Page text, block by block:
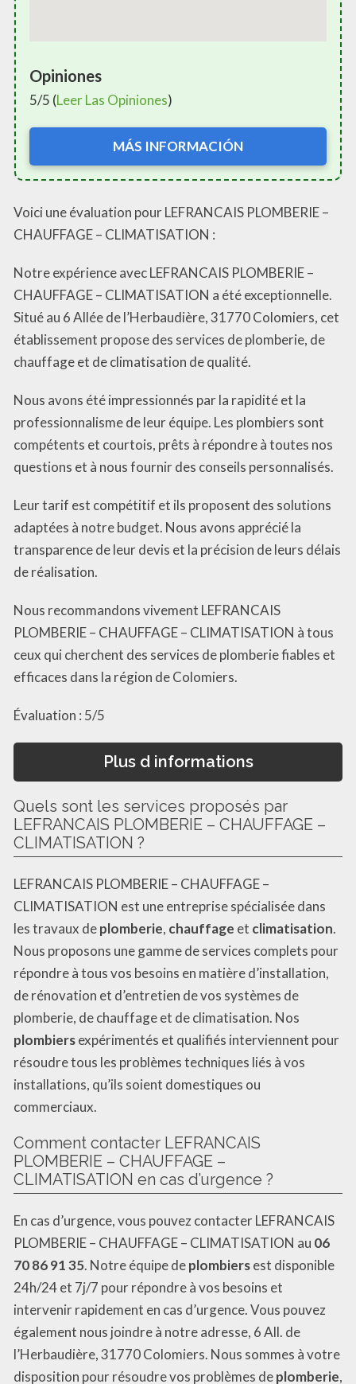
Opiniones
5/5 (Leer Las Opiniones)
MÁS INFORMACIÓN
Voici une évaluation pour LEFRANCAIS PLOMBERIE –
CHAUFFAGE – CLIMATISATION :
Notre expérience avec LEFRANCAIS PLOMBERIE –
CHAUFFAGE – CLIMATISATION a été exceptionnelle.
Situé au 6 Allée de l’Herbaudière, 31770 Colomiers, cet
établissement propose des services de plomberie, de
chauffage et de climatisation de qualité.
Nous avons été impressionnés par la rapidité et la
professionnalisme de leur équipe. Les plombiers sont
compétents et courtois, prêts à répondre à toutes nos
questions et à nous fournir des conseils personnalisés.
Leur tarif est compétitif et ils proposent des solutions
adaptées à notre budget. Nous avons apprécié la
transparence de leur devis et la précision de leurs délais
de réalisation.
Nous recommandons vivement LEFRANCAIS
PLOMBERIE – CHAUFFAGE – CLIMATISATION à tous
ceux qui cherchent des services de plomberie fiables et
efficaces dans la région de Colomiers.
Évaluation : 5/5
Plus d informations
Quels sont les services proposés par
LEFRANCAIS PLOMBERIE – CHAUFFAGE –
CLIMATISATION ?
LEFRANCAIS PLOMBERIE – CHAUFFAGE –
CLIMATISATION est une entreprise spécialisée dans
les travaux deplomberie, chauffage et climatisation.
Nous proposons une gamme de services complets pour
répondre à tous vos besoins en matière d’installation,
de rénovation et d’entretien de vos systèmes de
plomberie, de chauffage et de climatisation. Nos
plombiersexpérimentés et qualifiés interviennent pour
résoudre tous les problèmes techniques liés à vos
installations, qu’ils soient domestiques ou
commerciaux.
Comment contacter LEFRANCAIS
PLOMBERIE – CHAUFFAGE –
CLIMATISATION en cas d’urgence ?
En cas d’urgence, vous pouvez contacter LEFRANCAIS
PLOMBERIE – CHAUFFAGE – CLIMATISATION au 06
70 86 91 35. Notre équipe deplombiersest disponible
24h/24 et 7j/7 pour répondre à vos besoins et
intervenir rapidement en cas d’urgence. Vous pouvez
également nous joindre à notre adresse, 6 All. de
l’Herbaudière, 31770 Colomiers. Nous sommes à votre
disposition pour résoudre vos problèmes deplomberie,